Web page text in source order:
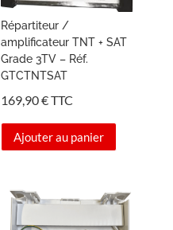
Répartiteur /
amplificateur TNT + SAT
Grade 3TV – Réf.
GTCTNTSAT
169,90€TTC
Ajouter au panier